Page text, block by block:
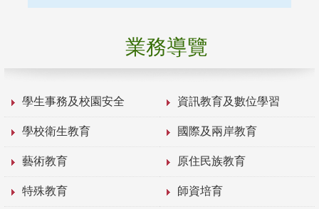
業務導覽
學生事務及校園安全 資訊教育及數位學習
學校衛生教育 國際及兩岸教育
藝術教育 原住民族教育
特殊教育 師資培育